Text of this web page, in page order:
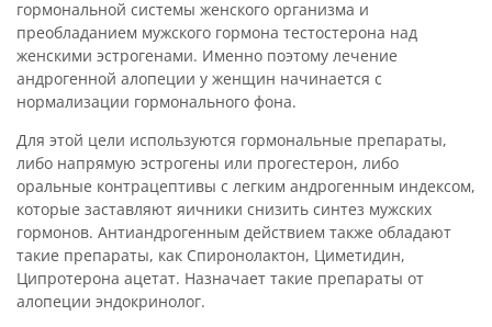
гормональной системы женского организма и
преобладанием мужского гормона тестостерона над
женскими эстрогенами. Именно поэтому лечение
андрогенной алопеции у женщин начинается с
нормализации гормонального фона.
Для этой цели используются гормональные препараты,
либо напрямую эстрогены или прогестерон, либо
оральные контрацептивы с легким андрогенным индексом,
которые заставляют яичники снизить синтез мужских
гормонов. Антиандрогенным действием также обладают
такие препараты, как Спиронолактон, Циметидин,
Ципротерона ацетат. Назначает такие препараты от
алопеции эндокринолог.